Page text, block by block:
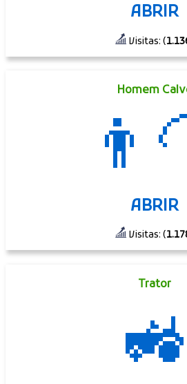
ABRIR
Visitas: (
Homem
ABRIR
Visitas: (
Trator
🚜